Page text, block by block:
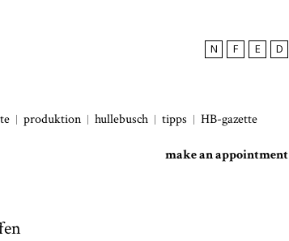
N F E D
produktion hullebusch tipps HB-gazette
make an appointment